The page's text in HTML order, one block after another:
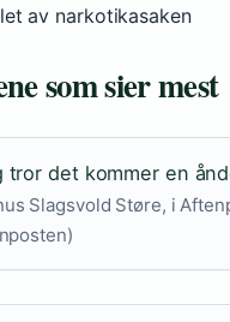
av narkotikasaken
som sier mest
tror det kommer en
Slagsvold Støre, i